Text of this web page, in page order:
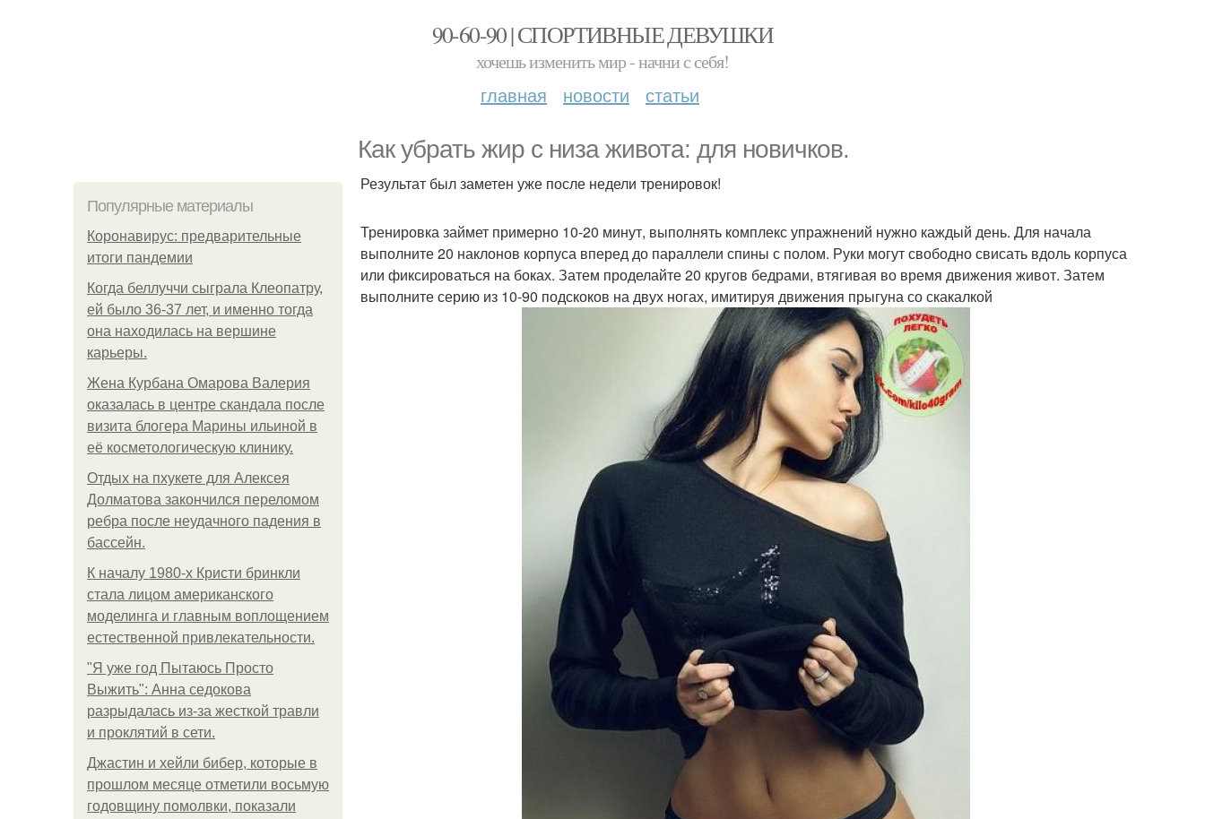
90-60-90 | СПОРТИВНЫЕ ДЕВУШКИ
хочешь изменить мир - начни с себя!
главная новости статьи
Как убрать жир с низа живота: для новичков.
Популярные материалы
Коронавирус: предварительные
итоги пандемии
Когда беллуччи сыграла Клеопатру,
ей было 36-37 лет, и именно тогда
она находилась на вершине
карьеры.
Жена Курбана Омарова Валерия
оказалась в центре скандала после
визита блогера Марины ильиной в
её косметологическую клинику.
Отдых на пхукете для Алексея
Долматова закончился переломом
ребра после неудачного падения в
бассейн.
К началу 1980-х Кристи бринкли
стала лицом американского
моделинга и главным воплощением
естественной привлекательности.
"Я уже год Пытаюсь Просто
Выжить": Анна седокова
разрыдалась из-за жесткой травли
и проклятий в сети.
Джастин и хейли бибер, которые в
прошлом месяце отметили восьмую
годовщину помолвки, показали
Результат был заметен уже после недели тренировок!
Тренировка займет примерно 10-20 минут, выполнять комплекс упражнений нужно каждый день. Для начала
выполните 20 наклонов корпуса вперед до параллели спины с полом. Руки могут свободно свисать вдоль корпуса
или фиксироваться на боках. Затем проделайте 20 кругов бедрами, втягивая во время движения живот. Затем
выполните серию из 10-90 подскоков на двух ногах, имитируя движения прыгуна со скакалкой